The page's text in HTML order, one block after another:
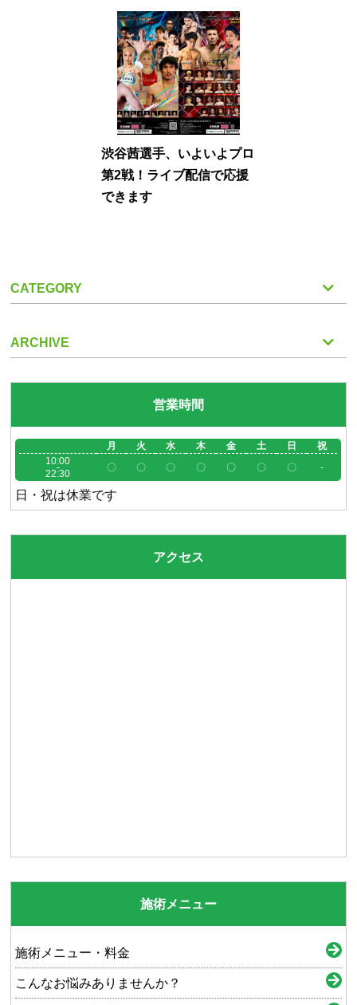
渋谷茜選手、いよいよプロ
第2戦！ライブ配信で応援
できます
CATEGORY
ARCHIVE
営業時間
月 火 水 木 金 土 日
祝
10:00
-
22:30
〇 〇 〇 〇 〇 〇 〇 -
日・祝は休業です
アクセス
施術メニュー
施術メニュー・料金
こんなお悩みありませんか？